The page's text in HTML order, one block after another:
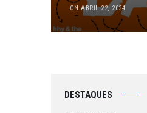
ON ABRIL 22, 2024
DESTAQUES